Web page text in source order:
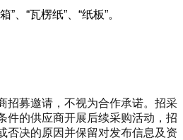
、“瓦楞纸”、“纸板”。
招募邀请，不视为合作承诺。招采
件的供应商开展后续采购活动，招
否决的原因并保留对发布信息及资